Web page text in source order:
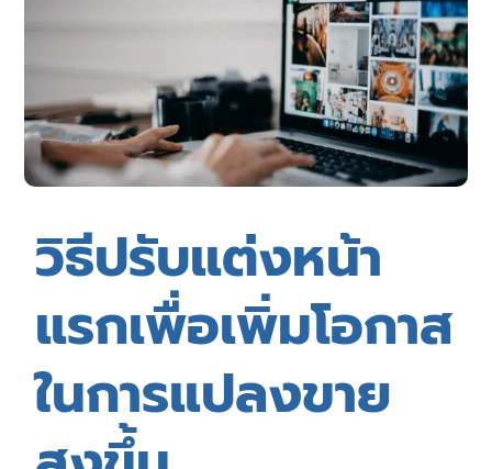
วิธีปรับแต่งหน้า
แรกเพื่อเพิ่มโอกาส
ในการแปลงขาย